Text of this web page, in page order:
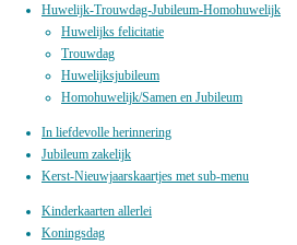
Huwelijk-Trouwdag-Jubileum-Homohuwelijk
Huwelijks felicitatie
Trouwdag
Huwelijksjubileum
Homohuwelijk/Samen en Jubileum
In liefdevolle herinnering
Jubileum zakelijk
Kerst-Nieuwjaarskaartjes met sub-menu
Kinderkaarten allerlei
Koningsdag